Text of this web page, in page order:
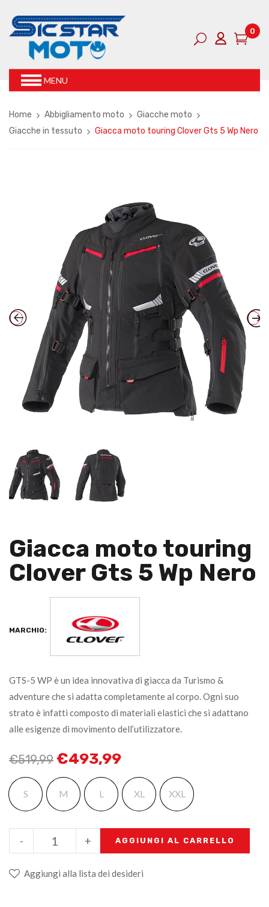
0
MENU
Home Abbigliamento moto
Giacche moto
Giacche in tessuto
Giacca moto touring Clover Gts 5 Wp Nero
Giacca moto touring
Clover Gts 5 Wp Nero
MARCHIO:
GTS-5 WP è un idea innovativa di giacca da Turismo &
adventure che si adatta completamente al corpo. Ogni suo
strato è infatti composto di materiali elastici che si adattano
alle esigenze di movimento dell’utilizzatore.
€519,99 €493,99
S M L XL XXL
+
- AGGIUNGI AL CARRELLO
Aggiungi alla lista dei desideri